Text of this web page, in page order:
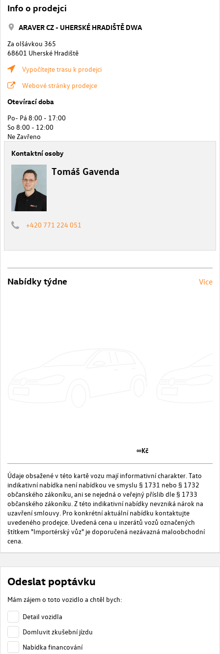
Info o prodejci
ARAVER CZ - UHERSKÉ HRADIŠTĚ DWA
Za olšávkou 365
68601 Uherské Hradiště
Vypočítejte trasu k prodejci
Webové stránky prodejce
Otevírací doba
Po- Pá 8:00 - 17:00
So 8:00 - 12:00
Ne Zavřeno
Kontaktní osoby
Tomáš Gavenda
+420 771 224 051
Nabídky týdne Více
∞Kč
Údaje obsažené v této kartě vozu mají informativní charakter. Tato
indikativní nabídka není nabídkou ve smyslu § 1731 nebo § 1732
občanského zákoníku, ani se nejedná o veřejný příslib dle § 1733
občanského zákoníku. Z této indikativní nabídky nevzniká nárok na
uzavření smlouvy. Pro konkrétní aktuální nabídku kontaktujte
uvedeného prodejce. Uvedená cena u inzerátů vozů označených
štítkem "Importérský vůz" je doporučená nezávazná maloobchodní
cena.
Odeslat poptávku
Mám zájem o toto vozidlo a chtěl bych:
Detail vozidla
Domluvit zkušební jízdu
Nabídka financování